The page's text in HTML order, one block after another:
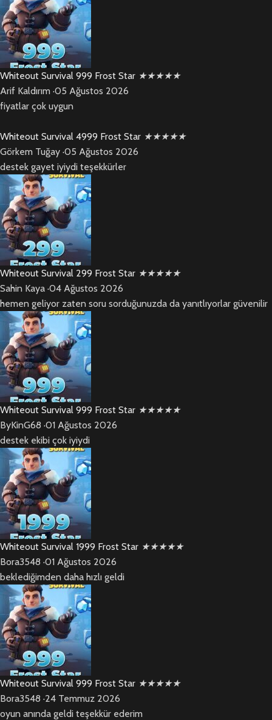
Whiteout Survival 999 Frost Star ★★★★★
Arif Kaldırım ·05 Ağustos 2026
fiyatlar çok uygun
Whiteout Survival 4999 Frost Star ★★★★★
Görkem Tuğay ·05 Ağustos 2026
destek gayet iyiydi teşekkürler
Whiteout Survival 299 Frost Star ★★★★★
Sahin Kaya ·04 Ağustos 2026
hemen geliyor zaten soru sorduğunuzda da yanıtlıyorlar güvenilir
Whiteout Survival 999 Frost Star ★★★★★
ByKinG68 ·01 Ağustos 2026
destek ekibi çok iyiydi
Whiteout Survival 1999 Frost Star ★★★★★
Bora3548 ·01 Ağustos 2026
beklediğimden daha hızlı geldi
Whiteout Survival 999 Frost Star ★★★★★
Bora3548 ·24 Temmuz 2026
oyun anında geldi teşekkür ederim